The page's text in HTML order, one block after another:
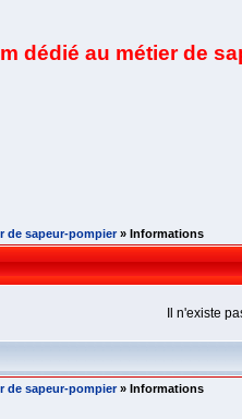
dédié au métier de
de sapeur-pompier» Informations
Il n'existe
de sapeur-pompier» Informations